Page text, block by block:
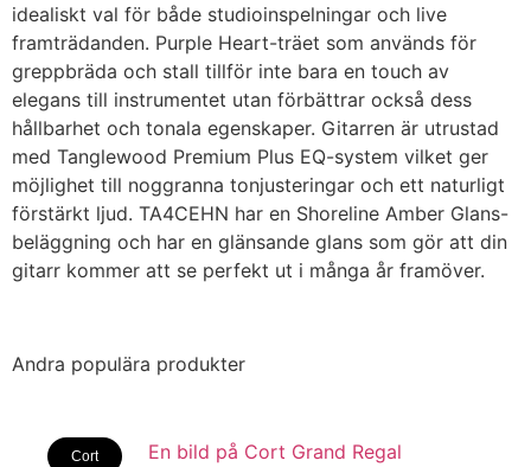
idealiskt val för både studioinspelningar och live
framträdanden. Purple Heart-träet som används för
greppbräda och stall tillför inte bara en touch av
elegans till instrumentet utan förbättrar också dess
hållbarhet och tonala egenskaper. Gitarren är utrustad
med Tanglewood Premium Plus EQ-system vilket ger
möjlighet till noggranna tonjusteringar och ett naturligt
förstärkt ljud. TA4CEHN har en Shoreline Amber Glans-
beläggning och har en glänsande glans som gör att din
gitarr kommer att se perfekt ut i många år framöver.
Andra populära produkter
Cort